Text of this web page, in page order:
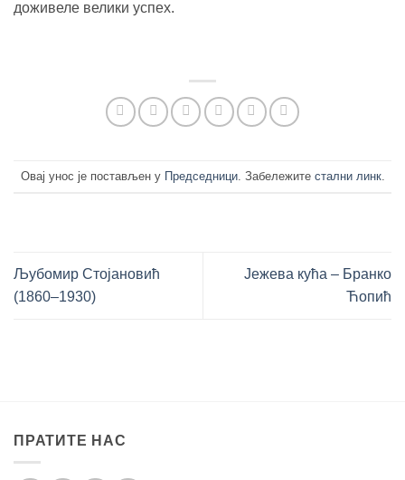
доживеле велики успех.
Овај унос је постављен у Председници. Забележите стални линк.
Љубомир Стојановић
(1860‒1930)
Јежева кућа – Бранко
Ћопић
ПРАТИТЕ НАС